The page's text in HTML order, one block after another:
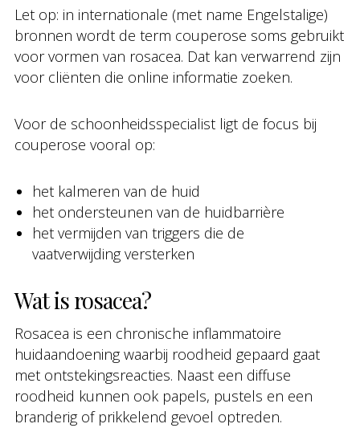
Let op: in internationale (met name Engelstalige)
bronnen wordt de term couperose soms gebruikt
voor vormen van rosacea. Dat kan verwarrend zijn
voor cliënten die online informatie zoeken.
Voor de schoonheidsspecialist ligt de focus bij
couperose vooral op:
het kalmeren van de huid
het ondersteunen van de huidbarrière
het vermijden van triggers die de
vaatverwijding versterken
Wat is rosacea?
Rosacea is een chronische inflammatoire
huidaandoening waarbij roodheid gepaard gaat
met ontstekingsreacties. Naast een diffuse
roodheid kunnen ook papels, pustels en een
branderig of prikkelend gevoel optreden.